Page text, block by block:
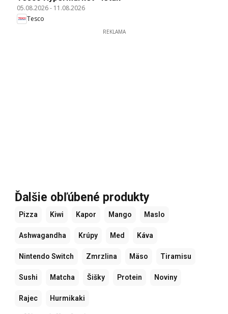
05.08.2026- 11.08.2026
Tesco
REKLAMA
Ďalšie obľúbené produkty
Pizza Kiwi Kapor Mango Maslo
Ashwagandha Krúpy Med Káva
Nintendo Switch Zmrzlina Mäso Tiramisu
Sushi Matcha Šišky Protein Noviny
Rajec Hurmikaki